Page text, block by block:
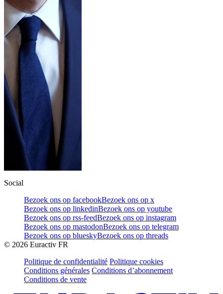
Social
Bezoek ons op facebookBezoek ons op x
Bezoek ons op linkedinBezoek ons op youtube
Bezoek ons op rss-feedBezoek ons op instagram
Bezoek ons op mastodonBezoek ons op telegram
Bezoek ons op blueskyBezoek ons op threads
© 2026 Euractiv FR
Politique de confidentialité Politique cookies
Conditions générales Conditions d’abonnement
Conditions de vente